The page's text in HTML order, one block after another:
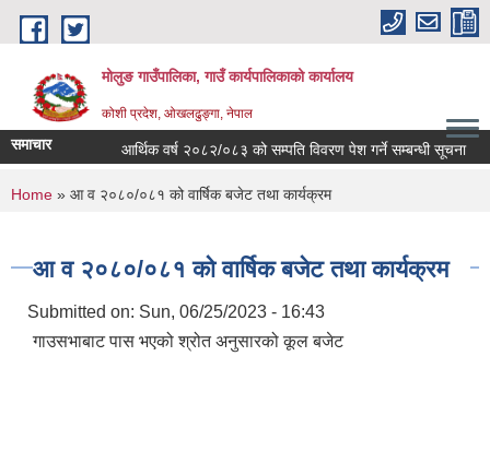
Skip to main content
मोलुङ गाउँपालिका, गाउँ कार्यपालिकाको कार्यालय
कोशी प्रदेश, ओखलढुङ्गा, नेपाल
समाचार आर्थिक वर्ष २०८२/०८३ को सम्पति विवरण पेश गर्ने सम्बन्धी सूचना
You are here
Home » आ व २०८०/०८१ को वार्षिक बजेट तथा कार्यक्रम
आ व २०८०/०८१ को वार्षिक बजेट तथा कार्यक्रम
Submitted on: Sun, 06/25/2023 - 16:43
गाउसभाबाट पास भएको श्रोत अनुसारको कूल बजेट